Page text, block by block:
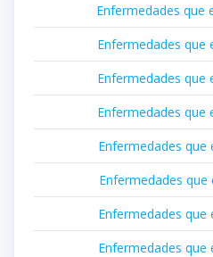
Enfermedades que
Enfermedades que
Enfermedades que
Enfermedades que
Enfermedades que
Enfermedades que
Enfermedades que
Enfermedades que